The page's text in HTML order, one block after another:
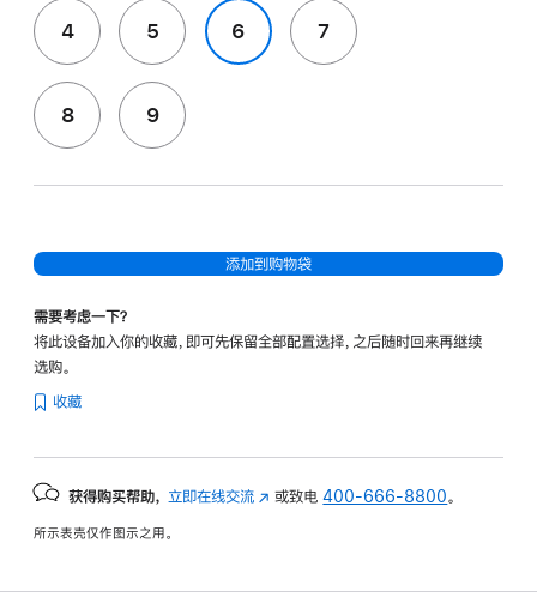
4 5 6 7
8 9
添加到购物袋
需要考虑一下？
将此设备加入你的收藏，即可先保留全部配置选择，之后随时回来再继续
选购。
收藏
获得购买帮助， 立即在线交流 (在
中
或致电400-666-8800 。
所示表壳仅作图示之用。